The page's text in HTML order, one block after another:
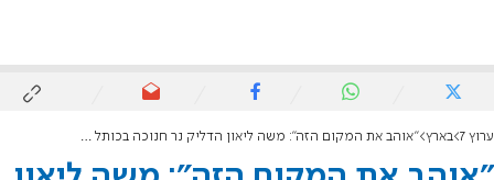
ערוץ 7 בארץ "אוהב את המקום הזה": משה ליאון הדליק נר חנוכה בכותל הקטן